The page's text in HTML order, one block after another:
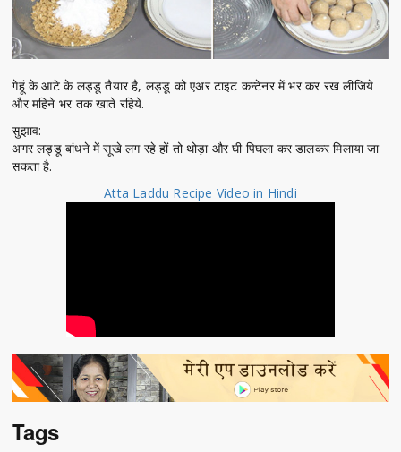
गेहूं के आटे के लड्डू तैयार है, लड्डू को एअर टाइट कन्टेनर में भर कर रख लीजिये
और महिने भर तक खाते रहिये.
सुझाव:
अगर लड्डू बांधने में सूखे लग रहे हों तो थोड़ा और घी पिघला कर डालकर मिलाया जा
सकता है.
Atta Laddu Recipe Video in Hindi
Tags